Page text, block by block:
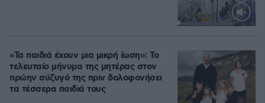
Loaded
«Τα παιδιά έχουν μια μικρή ίωση»: Το
τελευταίο μήνυμα της μητέρας στον
πρώην σύζυγό της πριν δολοφονήσει
τα τέσσερα παιδιά τους